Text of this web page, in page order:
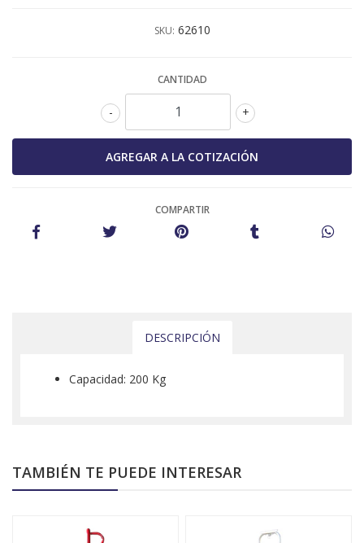
SKU: 62610
CANTIDAD
+
-
COMPARTIR
DESCRIPCIÓN
Capacidad: 200 Kg
TAMBIÉN TE PUEDE INTERESAR